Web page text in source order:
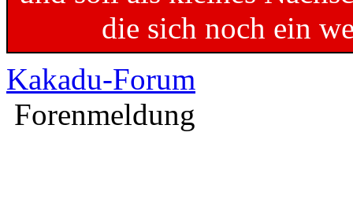
die sich noch ein
Kakadu-Forum
Forenmeldung